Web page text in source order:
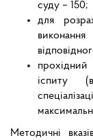
суду – 150;
для
виконання
прохідний
іспиту
Методичні